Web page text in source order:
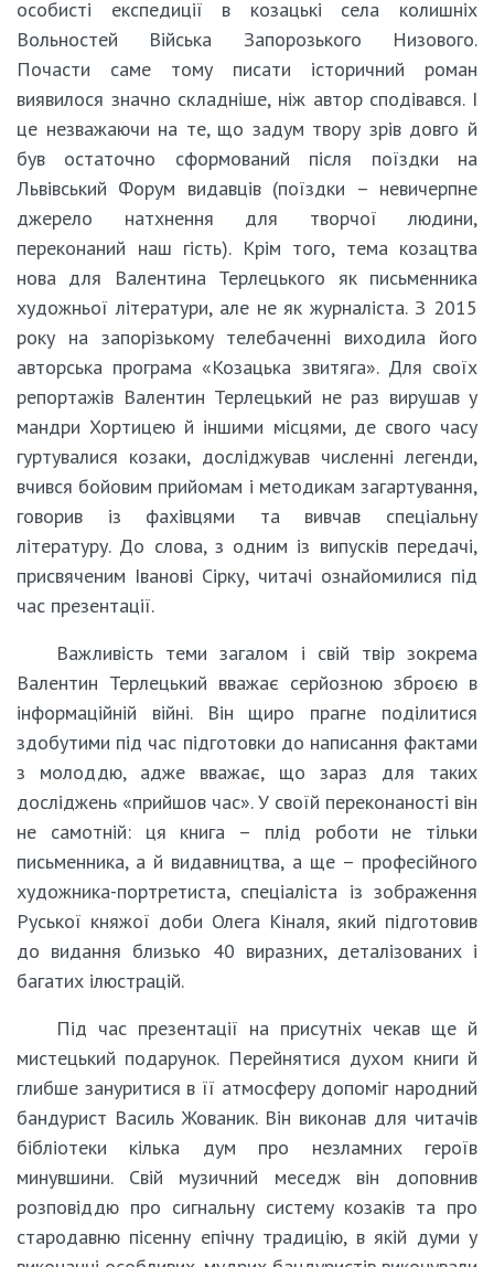
особисті експедиції в козацькі села колишніх
Вольностей Війська Запорозького Низового.
Почасти саме тому писати історичний роман
виявилося значно складніше, ніж автор сподівався. І
це незважаючи на те, що задум твору зрів довго й
був остаточно сформований після поїздки на
Львівський Форум видавців (поїздки – невичерпне
джерело натхнення для творчої людини,
переконаний наш гість). Крім того, тема козацтва
нова для Валентина Терлецького як письменника
художньої літератури, але не як журналіста. З 2015
року на запорізькому телебаченні виходила його
авторська програма «Козацька звитяга». Для своїх
репортажів Валентин Терлецький не раз вирушав у
мандри Хортицею й іншими місцями, де свого часу
гуртувалися козаки, досліджував численні легенди,
вчився бойовим прийомам і методикам загартування,
говорив із фахівцями та вивчав спеціальну
літературу. До слова, з одним із випусків передачі,
присвяченим Іванові Сірку, читачі ознайомилися під
час презентації.
Важливість теми загалом і свій твір зокрема
Валентин Терлецький вважає серйозною зброєю в
інформаційній війні. Він щиро прагне поділитися
здобутими під час підготовки до написання фактами
з молоддю, адже вважає, що зараз для таких
досліджень «прийшов час». У своїй переконаності він
не самотній: ця книга – плід роботи не тільки
письменника, а й видавництва, а ще – професійного
художника-портретиста, спеціаліста із зображення
Руської княжої доби Олега Кіналя, який підготовив
до видання близько 40 виразних, деталізованих і
багатих ілюстрацій.
Під час презентації на присутніх чекав ще й
мистецький подарунок. Перейнятися духом книги й
глибше зануритися в її атмосферу допоміг народний
бандурист Василь Жованик. Він виконав для читачів
бібліотеки кілька дум про незламних героїв
минувшини. Свій музичний меседж він доповнив
розповіддю про сигнальну систему козаків та про
стародавню пісенну епічну традицію, в якій думи у